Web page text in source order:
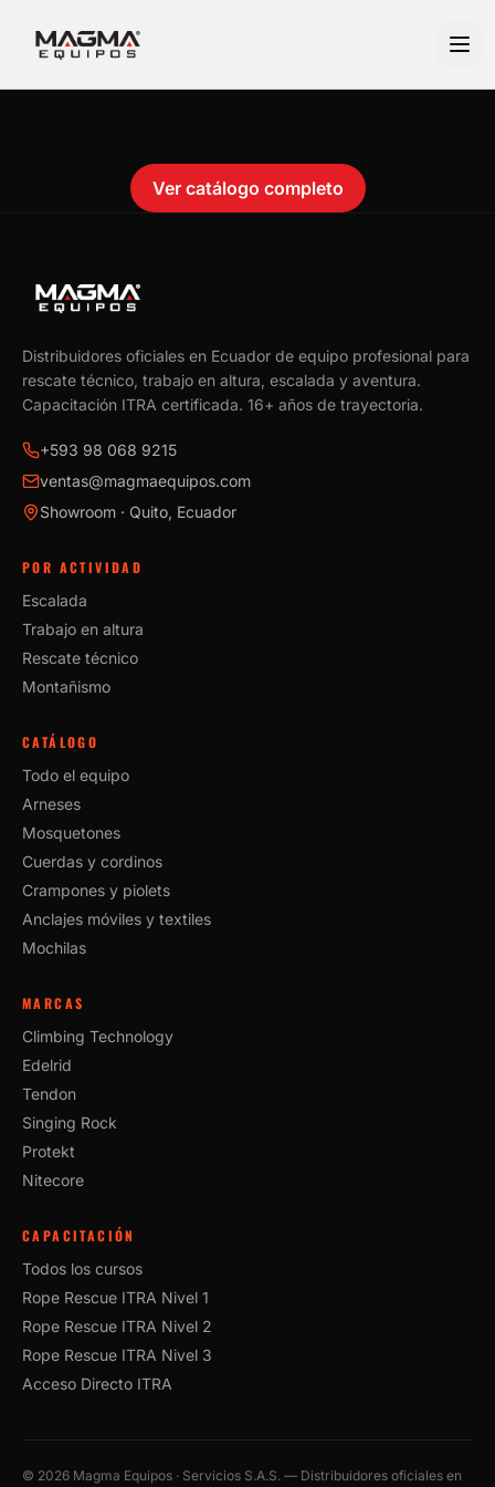
Ver catálogo completo
Distribuidores oficiales en Ecuador de equipo profesional para
rescate técnico, trabajo en altura, escalada y aventura.
Capacitación ITRA certificada. 16+ años de trayectoria.
+593 98 068 9215
ventas@magmaequipos.com
Showroom · Quito, Ecuador
POR ACTIVIDAD
Escalada
Trabajo en altura
Rescate técnico
Montañismo
CATÁLOGO
Todo el equipo
Arneses
Mosquetones
Cuerdas y cordinos
Crampones y piolets
Anclajes móviles y textiles
Mochilas
MARCAS
Climbing Technology
Edelrid
Tendon
Singing Rock
Protekt
Nitecore
CAPACITACIÓN
Todos los cursos
Rope Rescue ITRA Nivel 1
Rope Rescue ITRA Nivel 2
Rope Rescue ITRA Nivel 3
Acceso Directo ITRA
© 2026 Magma Equipos · Servicios S.A.S. — Distribuidores oficiales en